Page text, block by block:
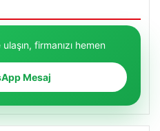
firmanızı hemen
Mesaj